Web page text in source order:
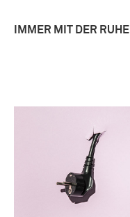
IMMER MIT DER RUHE